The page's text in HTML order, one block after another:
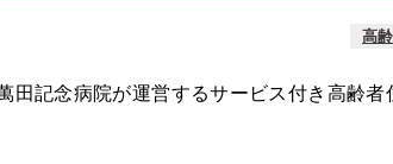
高
田記念病院が運営するサービス付き高齢者